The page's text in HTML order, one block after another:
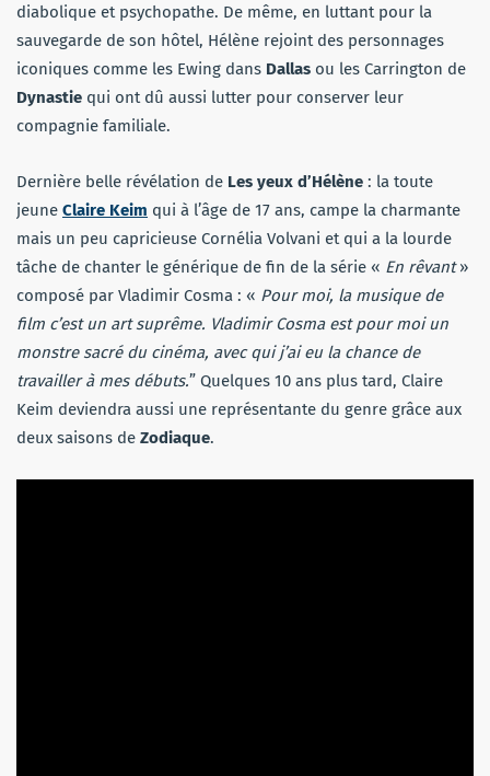
diabolique et psychopathe. De même, en luttant pour la
sauvegarde de son hôtel, Hélène rejoint des personnages
iconiques comme les Ewing dans Dallas ou les Carrington de
Dynastie qui ont dû aussi lutter pour conserver leur
compagnie familiale.
Dernière belle révélation de Les yeux d’Hélène : la toute
jeune Claire Keim qui à l’âge de 17 ans, campe la charmante
mais un peu capricieuse Cornélia Volvani et qui a la lourde
tâche de chanter le générique de fin de la série « En rêvant»
composé par Vladimir Cosma : « Pour moi, la musique de
film c’est un art suprême. Vladimir Cosma est pour moi un
monstre sacré du cinéma, avec qui j’ai eu la chance de
travailler à mes débuts.” Quelques 10 ans plus tard, Claire
Keim deviendra aussi une représentante du genre grâce aux
deux saisons de Zodiaque.